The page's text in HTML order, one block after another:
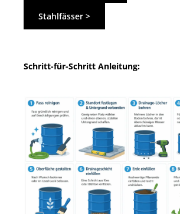
Stahlfässer >
Schritt-für-Schritt Anleitung: